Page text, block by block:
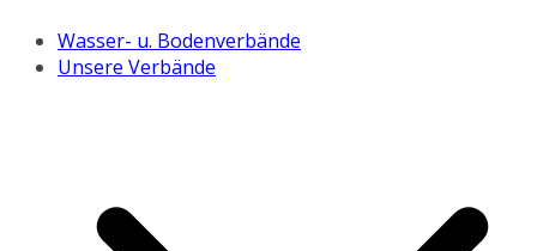
Wasser- u. Bodenverbände
Unsere Verbände